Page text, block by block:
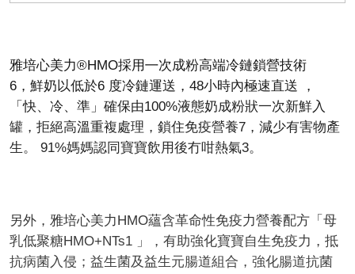
雅培心美力®HMO採用㇐次成粉高端冷鏈鎖營技術
6，鮮奶以低於6 度冷鏈運送，48小時內極速直送 ，
「快、冷、準」確保由100%液態奶成粉狀一次新鮮入
罐，拒絕高溫重複處理，鎖住免疫營養7，減少有害物產
生。 91%媽媽認同寶寶飲用後冇咁熱氣3。
另外，雅培心美力HMO蘊含革命性免疫力營養配方「母
乳低聚糖HMO+NTs1 」，有助強化寶寶自生免疫力，抵
抗病菌入侵；益生菌及益生元腸道組合，強化腸道抗菌